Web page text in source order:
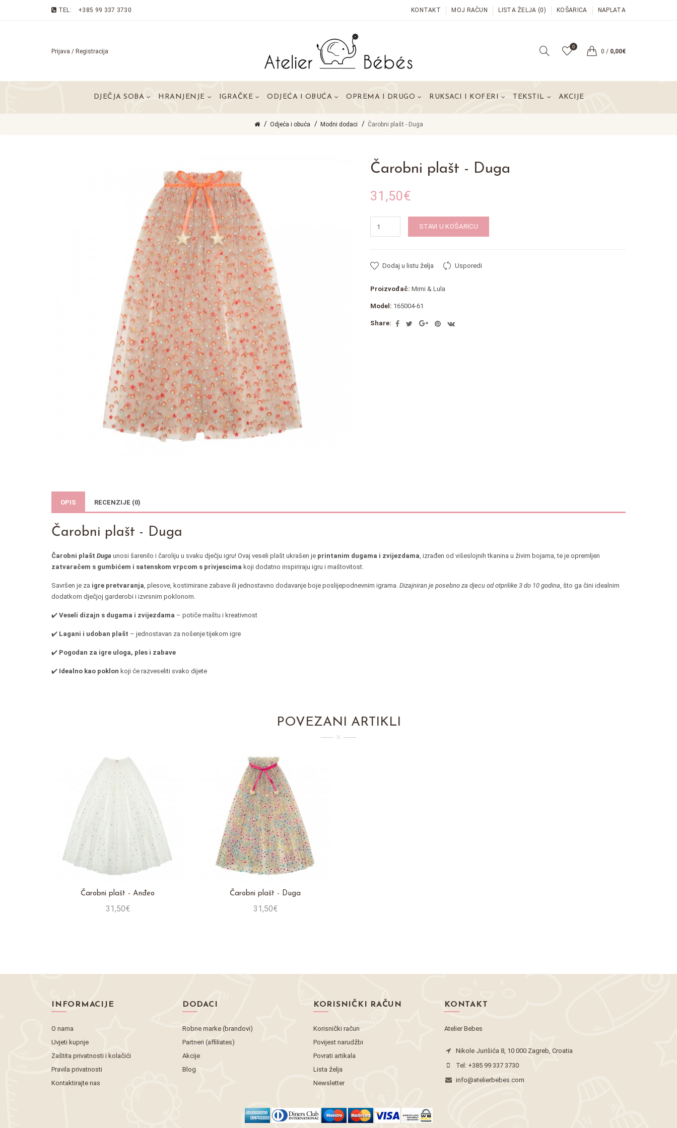
TEL: +385 99 337 3730 KONTAKT MOJ RAČUN LISTA ŽELJA (0) KOŠARICA NAPLATA
Prijava / Registracija
0
0 / 0,00€
DJEČJA SOBA HRANJENJE IGRAČKE ODJEĆA I OBUĆA OPREMA I DRUGO RUKSACI I KOFERI TEKSTIL AKCIJE
Odjeća i obuća Modni dodaci Čarobni plašt - Duga
Čarobni plašt - Duga
31,50€
STAVI U KOŠARICU
Dodaj u listu želja Usporedi
Proizvođač: Mimi & Lula
Model: 165004-61
Share:
OPIS RECENZIJE (0)
Čarobni plašt - Duga
Čarobni plašt Duga unosi šarenilo i čaroliju u svaku dječju igru! Ovaj veseli plašt ukrašen je printanim dugama i zvijezdama, izrađen od višeslojnih tkanina u živim bojama, te je opremljen
zatvaračem s gumbićem i satenskom vrpcom s privjescima koji dodatno inspiriraju igru i maštovitost.
Savršen je za igre pretvaranja, plesove, kostimirane zabave ili jednostavno dodavanje boje poslijepodnevnim igrama. Dizajniran je posebno za djecu od otprilike 3 do 10 godina, što ga čini idealnim
dodatkom dječjoj garderobi i izvrsnim poklonom.
✔️ Veseli dizajn s dugama i zvijezdama – potiče maštu i kreativnost
✔️ Lagani i udoban plašt – jednostavan za nošenje tijekom igre
✔️ Pogodan za igre uloga, ples i zabave
✔️ Idealno kao poklon koji će razveseliti svako dijete
POVEZANI ARTIKLI
Čarobni plašt - Anđeo
31,50€
Čarobni plašt - Duga
31,50€
INFORMACIJE
O nama
Uvjeti kupnje
Zaštita privatnosti i kolačići
Pravila privatnosti
Kontaktirajte nas
DODACI
Robne marke (brandovi)
Partneri (affiliates)
Akcije
Blog
KORISNIČKI RAČUN
Korisnički račun
Povijest narudžbi
Povrati artikala
Lista želja
Newsletter
KONTAKT
Atelier Bebes
Nikole Jurišića 8, 10 000 Zagreb, Croatia
Tel: +385 99 337 3730
info@atelierbebes.com